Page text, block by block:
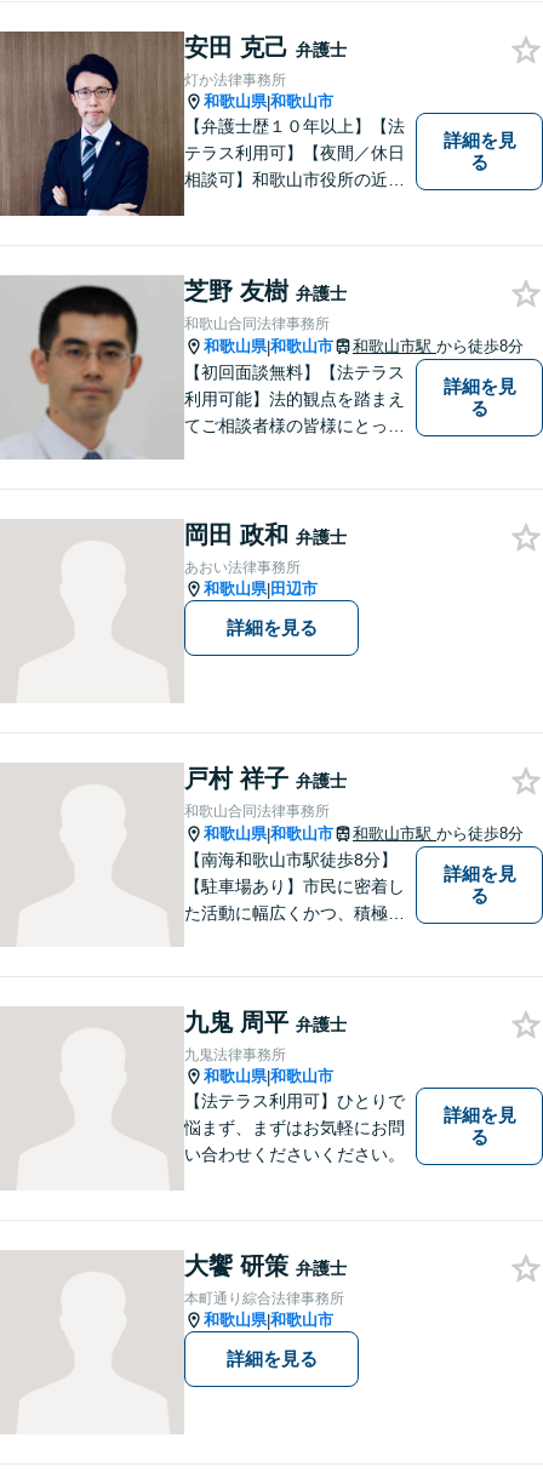
な解決策を提案させていただ
きます。
安田 克己 弁護士
灯か法律事務所
和歌山県|和歌山市
【弁護士歴１０年以上】【法
テラス利用可】【夜間／休日
相談可】和歌山市役所の近
相談ください。あなたの灯り
となれるよう誠心誠意努めま
す。
詳細を見
る
芝野 友樹 弁護士
和歌山合同法律事務所
和歌山県|和歌山市 和歌山市駅 から徒歩8分
【初回面談無料】【法テラス
利用可能】法的観点を踏まえ
てご相談者様の皆様にとって
【当日／夜間／応相談】お悩
み事がございましたら、お気
軽にご相談下さい。
詳細を見
る
岡田 政和 弁護士
あおい法律事務所
和歌山県|田辺市
詳細を見る
戸村 祥子 弁護士
和歌山合同法律事務所
和歌山県|和歌山市 和歌山市駅 から徒歩8分
【南海和歌山市駅徒歩8分】
【駐車場あり】市民に密着し
た活動に幅広くかつ、積極的
く対応可能。【地域に根ざし
た弁護士】法律トラブルでお
悩みの方は、お気軽にご相談
ください。
詳細を見
る
九鬼 周平 弁護士
九鬼法律事務所
和歌山県|和歌山市
【法テラス利用可】ひとりで
悩まず、まずはお気軽にお問
い合わせくださいください。
詳細を見
る
大饗 研策 弁護士
本町通り綜合法律事務所
和歌山県|和歌山市
詳細を見る